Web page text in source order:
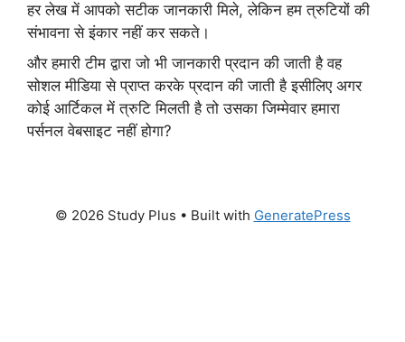
हर लेख में आपको सटीक जानकारी मिले, लेकिन हम त्रुटियों की
संभावना से इंकार नहीं कर सकते।
और हमारी टीम द्वारा जो भी जानकारी प्रदान की जाती है वह
सोशल मीडिया से प्राप्त करके प्रदान की जाती है इसीलिए अगर
कोई आर्टिकल में त्रुटि मिलती है तो उसका जिम्मेवार हमारा
पर्सनल वेबसाइट नहीं होगा?
© 2026 Study Plus • Built with GeneratePress